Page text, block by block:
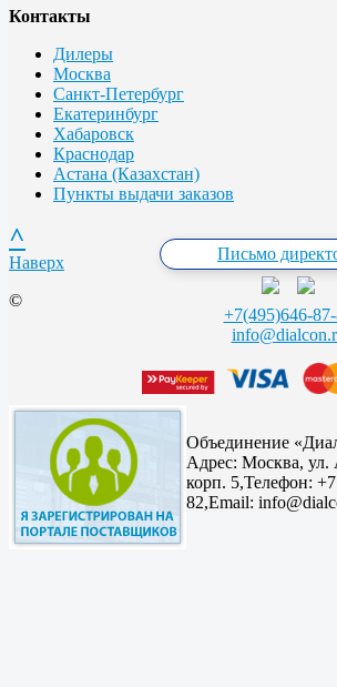
Контакты
Дилеры
Москва
Санкт-Петербург
Екатеринбург
Хабаровск
Краснодар
Астана (Казахстан)
Пункты выдачи заказов
Письмо
+7(495)646-
^
Наверх
©
Объединение
Адрес: Москва, ул.
корп. 5,Телефон:
82,Email: